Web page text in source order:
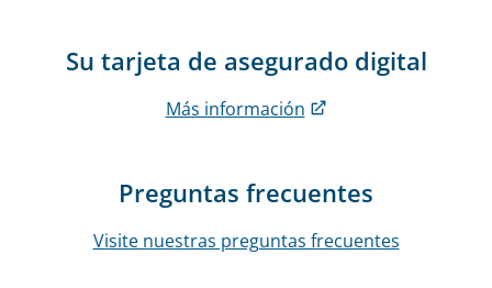
Su tarjeta de asegurado digital
Más información
Preguntas frecuentes
Visite nuestras preguntas frecuentes